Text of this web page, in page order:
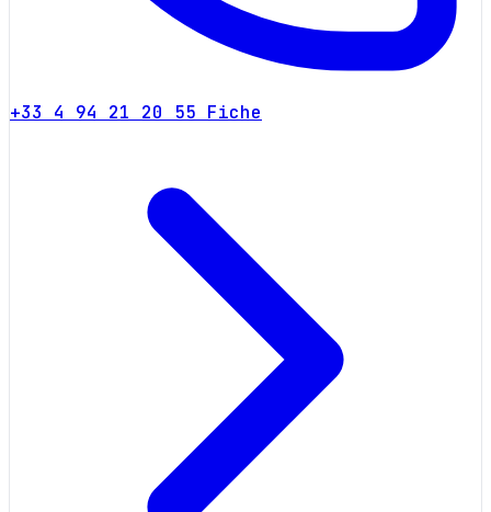
+33 4 94 21 20 55 Fiche